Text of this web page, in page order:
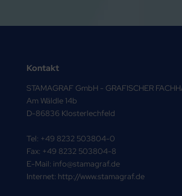
Kontakt
STAMAGRAF GmbH - GRAFISCHER
Am Wäldle 14b
D-86836 Klosterlechfeld
Tel: +49 8232 503804-0
Fax: +49 8232 503804-8
E-Mail: info@stamagraf.de
Internet: http://www.stamagraf.de